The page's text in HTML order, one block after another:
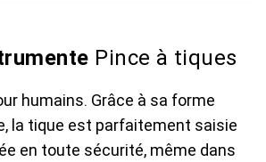
Pince à tiques
humains. Grâce à sa forme
la tique est parfaitement saisie
en toute sécurité, même dans